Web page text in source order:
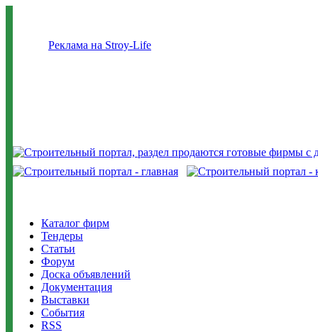
Реклама на Stroy-Life
Каталог фирм
Тендеры
Статьи
Форум
Доска объявлений
Документация
Выставки
События
RSS